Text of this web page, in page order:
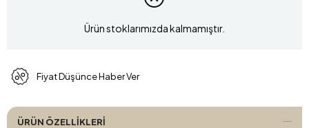
Ürün stoklarımızda kalmamıştır.
Fiyat Düşünce Haber Ver
ÜRÜN ÖZELLIKLERI